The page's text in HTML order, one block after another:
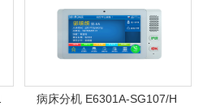
病床分机 E6301A-SG107/H